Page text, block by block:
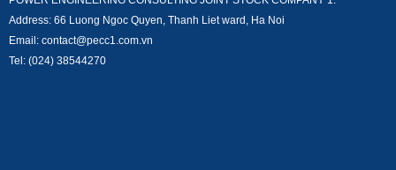
Address: 66 Luong Ngoc Quyen, Thanh Liet ward, Ha Noi
Email: contact@pecc1.com.vn
Tel: (024) 38544270